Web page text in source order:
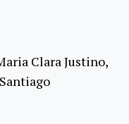
Clara Justino,